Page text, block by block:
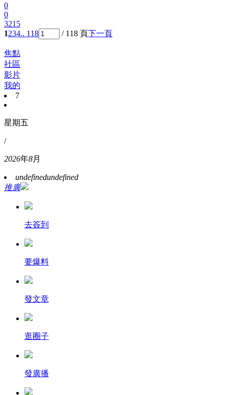
0
0
3215
1234.. 118 / 118 頁下一頁
焦點
社區
影片
我的
7
星期五
/
2026年8月
undefinedundefined
推廣
去簽到
要爆料
發文章
逛圈子
發廣播